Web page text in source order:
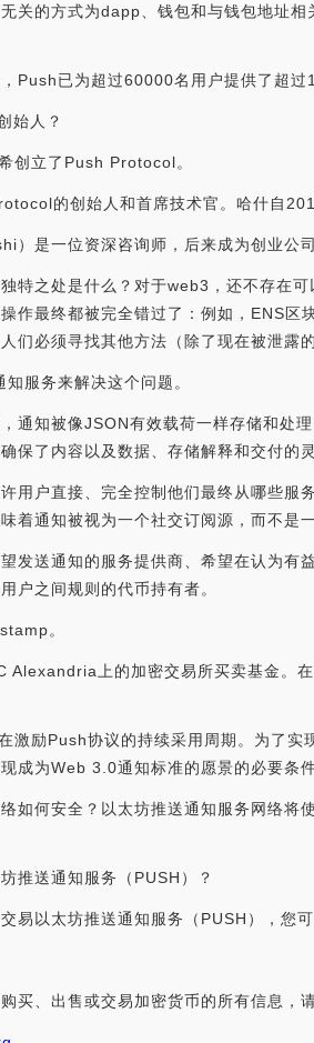
关的方式为dapp、钱包和与钱包地址
Push已为超过60000名用户提供了超
始人？
创立了Push Protocol。
的创始人和首席技术官。哈什自
）是一位资深咨询师，后来成为创业公
特之处是什么？对于web3，还不存在
作最终都被完全错过了：例如，ENS区
们必须寻找其他方法（除了现在被泄露
服务来解决这个问题。
通知被像JSON有效载荷一样存储和处
保了内容以及数据、存储解释和交付的灵
用户直接、完全控制他们最终从哪些服
着通知被视为一个社交订阅源，而不是一
发送通知的服务提供商、希望在认为
户之间规则的代币持有者。
。
Alexandria上的加密交易所买卖基金。
激励Push协议的持续采用周期。为了
成为Web 3.0通知标准的愿景的必要条件
如何安全？以太坊推送通知服务网络
推送通知服务（PUSH）？
易以太坊推送通知服务（PUSH），您
买、出售或交易加密货币的所有信息，